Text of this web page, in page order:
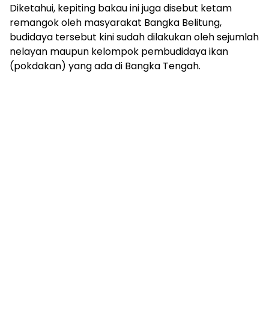
Diketahui, kepiting bakau ini juga disebut ketam
remangok oleh masyarakat Bangka Belitung,
budidaya tersebut kini sudah dilakukan oleh sejumlah
nelayan maupun kelompok pembudidaya ikan
(pokdakan) yang ada di Bangka Tengah.